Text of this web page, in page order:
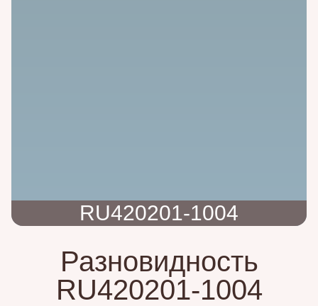
RU420201-1004
Разновидность
RU420201-1004